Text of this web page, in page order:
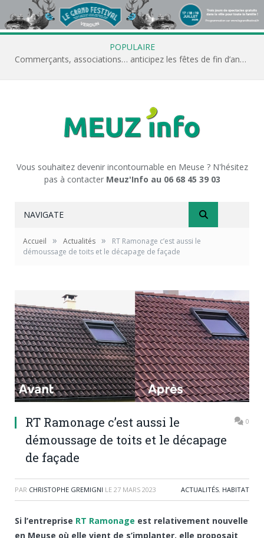
POPULAIRE
Commerçants, associations… anticipez les fêtes de fin d’année avec Meuz’Info
Vous souhaitez devenir incontournable en Meuse ? N'hésitez
pas à contacter Meuz'Info au 06 68 45 39 03
NAVIGATE
Accueil » Actualités »
RT Ramonage c’est aussi le
démoussage de toits et le décapage de façade
RT Ramonage c’est aussi le
démoussage de toits et le décapage
de façade
0
PAR CHRISTOPHE GREMIGNI LE 27 MARS 2023 ACTUALITÉS, HABITAT
Si l’entreprise RT Ramonage est relativement nouvelle
en Meuse où elle vient de s’implanter, elle proposait